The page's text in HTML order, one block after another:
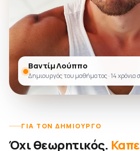
Βαντίμ Λούππο
Δημιουργός του μαθήματος · 14 χρόνια
ΓΙΑ ΤΟΝ ΔΗΜΙΟΥΡΓΌ
Όχι θεωρητικός.